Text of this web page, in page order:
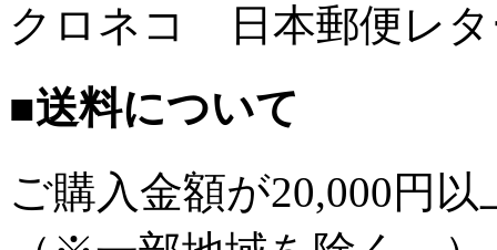
クロネコ 日本郵便レ
■送料について
ご購入金額が20,000円